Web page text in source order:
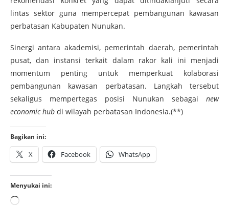
lintas sektor guna mempercepat pembangunan kawasan
perbatasan Kabupaten Nunukan.
Sinergi antara akademisi, pemerintah daerah, pemerintah
pusat, dan instansi terkait dalam rakor kali ini menjadi
momentum penting untuk memperkuat kolaborasi
pembangunan kawasan perbatasan. Langkah tersebut
sekaligus mempertegas posisi Nunukan sebagai new
economic hub di wilayah perbatasan Indonesia.(**)
Bagikan ini:
X Facebook WhatsApp
Menyukai ini: